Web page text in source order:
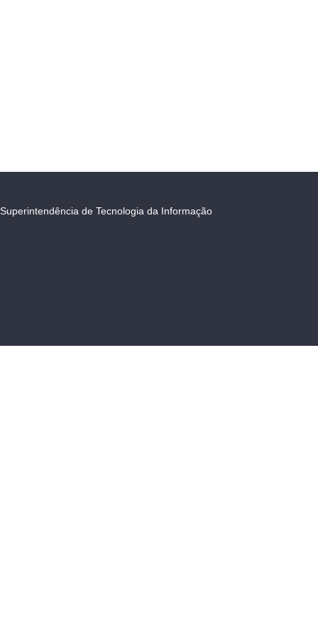
Superintendência de Tecnologia da Informação